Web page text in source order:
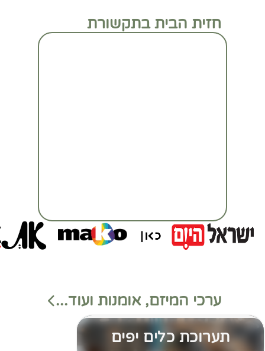
חזית הבית בתקשורת
מעבר לכתבה המלאה
ערכי המיזם, אומנות ועוד...
תערוכת כלים יפים